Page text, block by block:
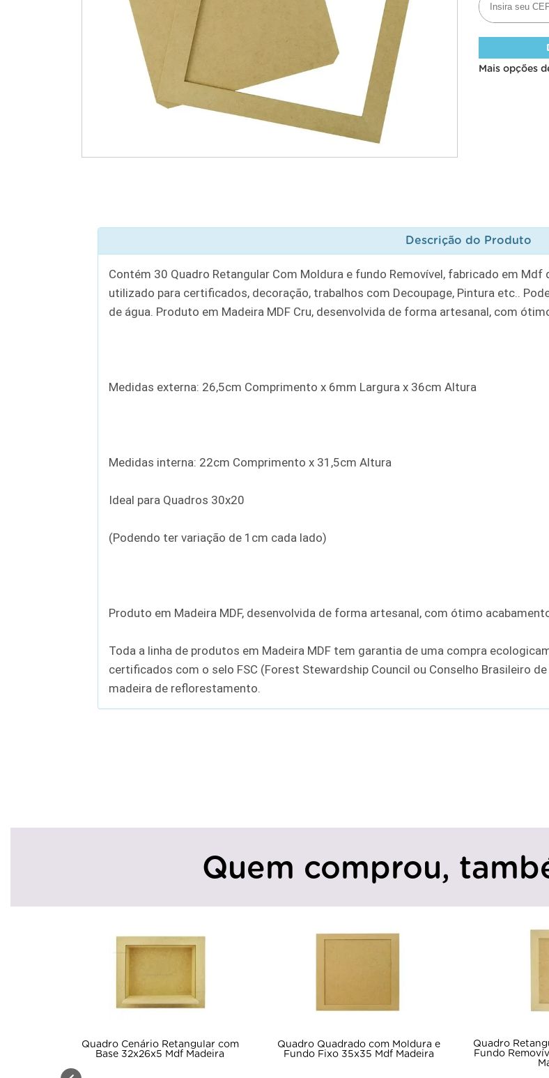
Mais opções
Descrição do Produto
Contém 30 Quadro Retangular Com Moldura e fundo Removível, fabricado em
utilizado para certificados, decoração, trabalhos com Decoupage, Pintura etc..
de água. Produto em Madeira MDF Cru, desenvolvida de forma artesanal, com
Medidas externa: 26,5cm Comprimento x 6mm Largura x 36cm Altura
Medidas interna: 22cm Comprimento x 31,5cm Altura
Ideal para Quadros 30x20
(Podendo ter variação de 1cm cada lado)
Produto em Madeira MDF, desenvolvida de forma artesanal, com ótimo
Toda a linha de produtos em Madeira MDF tem garantia de uma compra
certificados com o selo FSC (Forest Stewardship Council ou Conselho Brasileiro
madeira de reflorestamento.
Quem comprou,
Quadro Cenário Retangular com
Base 32x26x5 Mdf Madeira
Quadro Quadrado com Moldura e
Fundo Fixo 35x35 Mdf Madeira
Quadro Retangular com
Fundo Removível 30x40